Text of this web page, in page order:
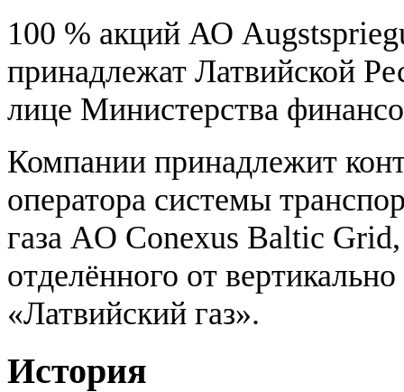
100 % акций АО
принадлежат Латвийской
лице Министерства
Компании принадлежит
оператора системы
газа AО Conexus Baltic
отделённого от
«Латвийский газ».
История